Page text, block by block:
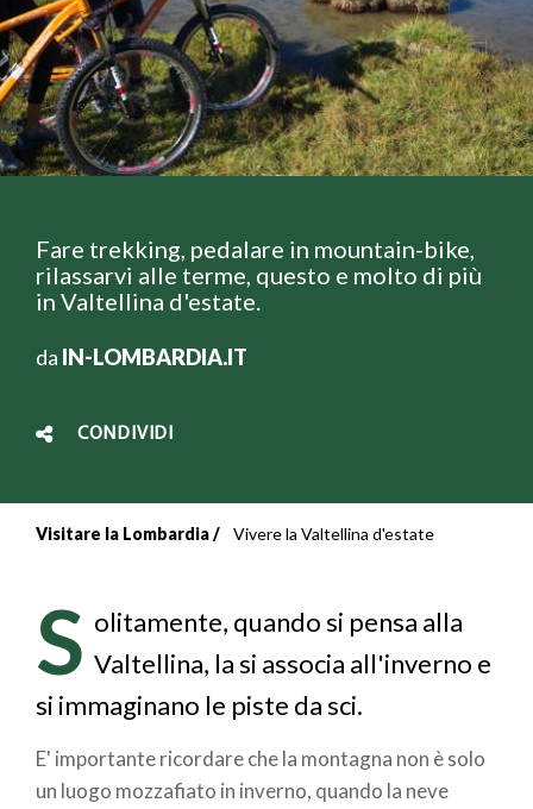
Fare trekking, pedalare in mountain-bike,
rilassarvi alle terme, questo e molto di più
in Valtellina d'estate.
da IN-LOMBARDIA.IT
CONDIVIDI
di
pane
Visitare la Lombardia Vivere la Valtellina d'estate
S olitamente, quando si pensa alla
Valtellina, la si associa all'inverno e
si immaginano le piste da sci.
E' importante ricordare che la montagna non è solo
un luogo mozzafiato in inverno, quando la neve